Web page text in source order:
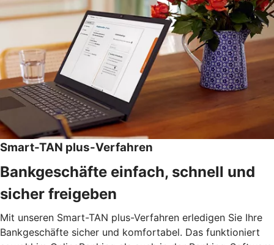
Smart-TAN plus-Verfahren
Bankgeschäfte einfach, schnell und
sicher freigeben
Mit unseren Smart-TAN plus-Verfahren erledigen Sie Ihre
Bankgeschäfte sicher und komfortabel. Das funktioniert